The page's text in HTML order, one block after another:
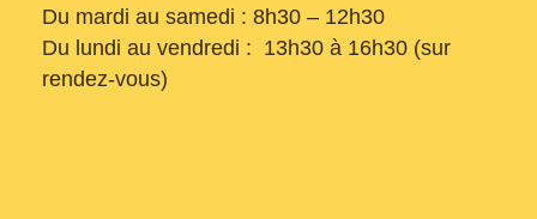
Du mardi au samedi : 8h30 – 12h30
Du lundi au vendredi : 13h30 à 16h30 (sur
rendez-vous)